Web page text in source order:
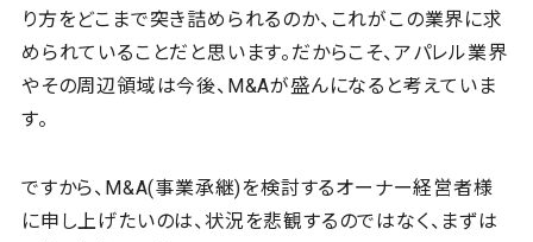
り方をどこまで突き詰められるのか、これがこの業界に求
められていることだと思います。だからこそ、アパレル業界
やその周辺領域は今後、M&Aが盛んになると考えていま
す。
ですから、M&A(事業承継)を検討するオーナー経営者様
に申し上げたいのは、状況を悲観するのではなく、まずは